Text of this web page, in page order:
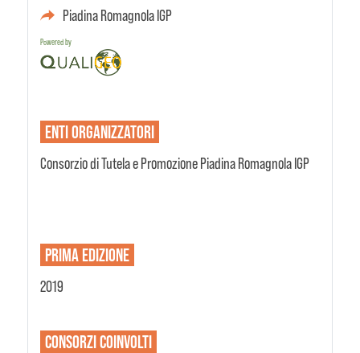
Piadina Romagnola IGP
Powered by
ENTIORGANIZZATORI
Consorzio di Tutela e Promozione Piadina Romagnola IGP
PRIMA EDIZIONE
2019
CONSORZICOINVOLTI